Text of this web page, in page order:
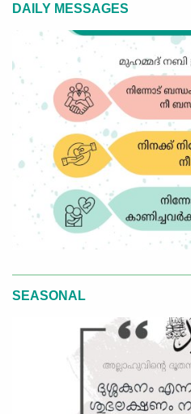
DAILY MESSAGES
SEASONAL